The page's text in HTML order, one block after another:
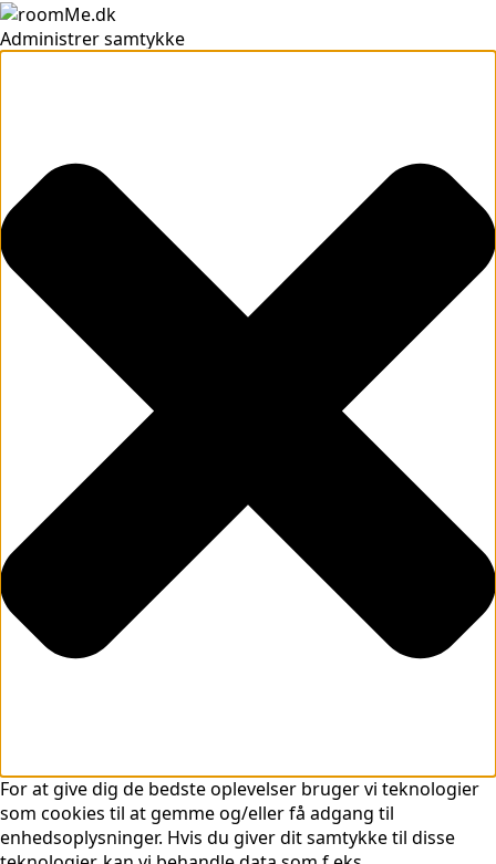
Administrer samtykke
For at give dig de bedste oplevelser bruger vi teknologier
som cookies til at gemme og/eller få adgang til
enhedsoplysninger. Hvis du giver dit samtykke til disse